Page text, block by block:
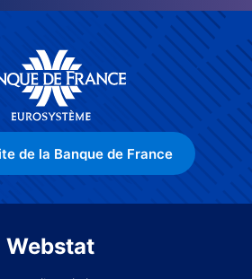
de la Banque de France
Webstat